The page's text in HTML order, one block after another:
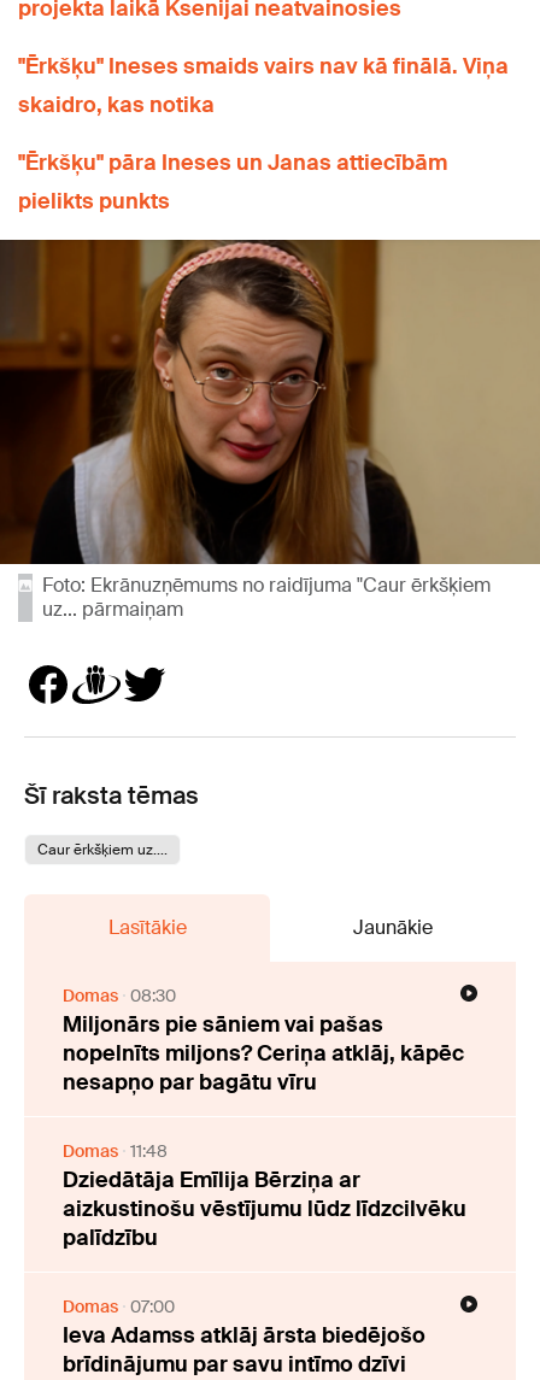
projekta laikā Ksenijai neatvainosies
"Ērkšķu" Ineses smaids vairs nav kā finālā. Viņa
skaidro, kas notika
"Ērkšķu" pāra Ineses un Janas attiecībām
pielikts punkts
Foto: Ekrānuzņēmums no raidījuma "Caur ērkšķiem
uz... pārmaiņam
Šī raksta tēmas
Caur ērkšķiem uz....
Lasītākie Jaunākie
Domas 08:30
Miljonārs pie sāniem vai pašas
nopelnīts miljons? Ceriņa atklāj, kāpēc
nesapņo par bagātu vīru
Domas 11:48
Dziedātāja Emīlija Bērziņa ar
aizkustinošu vēstījumu lūdz līdzcilvēku
palīdzību
Domas 07:00
Ieva Adamss atklāj ārsta biedējošo
brīdinājumu par savu intīmo dzīvi